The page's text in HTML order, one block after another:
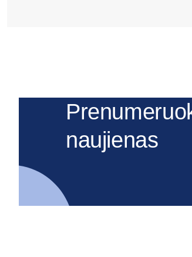
naujienas